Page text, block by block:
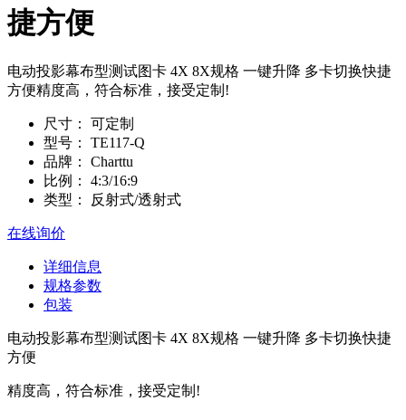
捷方便
电动投影幕布型测试图卡 4X 8X规格 一键升降 多卡切换快捷
方便精度高，符合标准，接受定制!
尺寸：
可定制
型号：
TE117-Q
品牌：
Charttu
比例：
4:3/16:9
类型：
反射式/透射式
在线询价
详细信息
规格参数
包装
电动投影幕布型测试图卡 4X 8X规格 一键升降 多卡切换快捷
方便
精度高，符合标准，接受定制!